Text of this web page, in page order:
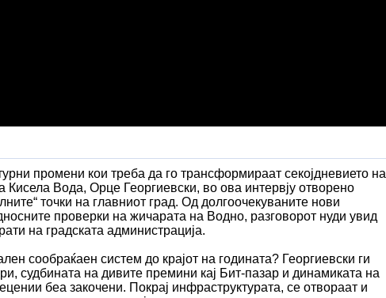
промени кои треба да го трансформираат секојдневието на
Кисела Вода, Орце Георгиевски, во ова интервју отворено
точки на главниот град. Од долгоочекуваните нови
проверки на жичарата на Водно, разговорот нуди увид
на градската администрација.
сообраќаен систем до крајот на годината? Георгиевски ги
судбината на дивите премини кај Бит-пазар и динамиката на
беа закочени. Покрај инфраструктурата, се отвораат и